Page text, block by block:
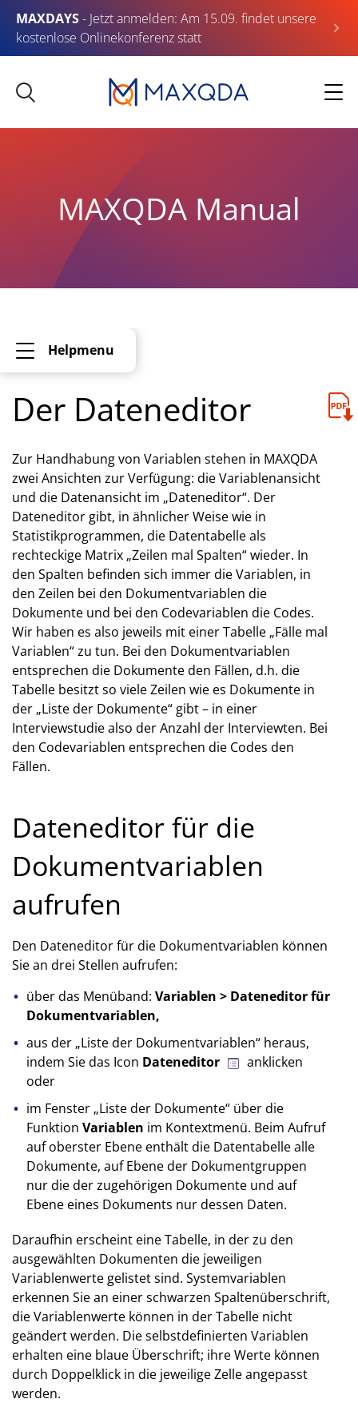
MAXDAYS- Jetzt anmelden: Am 15.09. findet unsere
kostenlose Onlinekonferenz statt
MAXQDA Manual
Helpmenu
Der Dateneditor
Zur Handhabung von Variablen stehen in MAXQDA
zwei Ansichten zur Verfügung: die Variablenansicht
und die Datenansicht im „Dateneditor“. Der
Dateneditor gibt, in ähnlicher Weise wie in
Statistikprogrammen, die Datentabelle als
rechteckige Matrix „Zeilen mal Spalten“ wieder. In
den Spalten befinden sich immer die Variablen, in
den Zeilen bei den Dokumentvariablen die
Dokumente und bei den Codevariablen die Codes.
Wir haben es also jeweils mit einer Tabelle „Fälle mal
Variablen“ zu tun. Bei den Dokumentvariablen
entsprechen die Dokumente den Fällen, d.h. die
Tabelle besitzt so viele Zeilen wie es Dokumente in
der „Liste der Dokumente“ gibt – in einer
Interviewstudie also der Anzahl der Interviewten. Bei
den Codevariablen entsprechen die Codes den
Fällen.
Dateneditor für die
Dokumentvariablen
aufrufen
Den Dateneditor für die Dokumentvariablen können
Sie an drei Stellen aufrufen:
über das Menüband: Variablen > Dateneditor für
Dokumentvariablen,
aus der „Liste der Dokumentvariablen“ heraus,
indem Sie das Icon Dateneditor
anklicken
oder
im Fenster „Liste der Dokumente“ über die
Funktion Variablen im Kontextmenü. Beim Aufruf
auf oberster Ebene enthält die Datentabelle alle
Dokumente, auf Ebene der Dokumentgruppen
nur die der zugehörigen Dokumente und auf
Ebene eines Dokuments nur dessen Daten.
Daraufhin erscheint eine Tabelle, in der zu den
ausgewählten Dokumenten die jeweiligen
Variablenwerte gelistet sind. Systemvariablen
erkennen Sie an einer schwarzen Spaltenüberschrift,
die Variablenwerte können in der Tabelle nicht
geändert werden. Die selbstdefinierten Variablen
erhalten eine blaue Überschrift; ihre Werte können
durch Doppelklick in die jeweilige Zelle angepasst
werden.